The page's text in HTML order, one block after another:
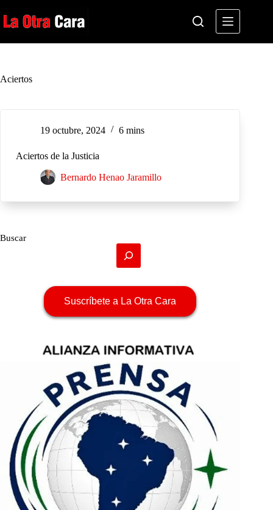
al
contenido
Aciertos
19 octubre, 2024 6 mins
Aciertos de la Justicia
Bernardo Henao Jaramillo
Buscar
Suscríbete a La Otra Cara